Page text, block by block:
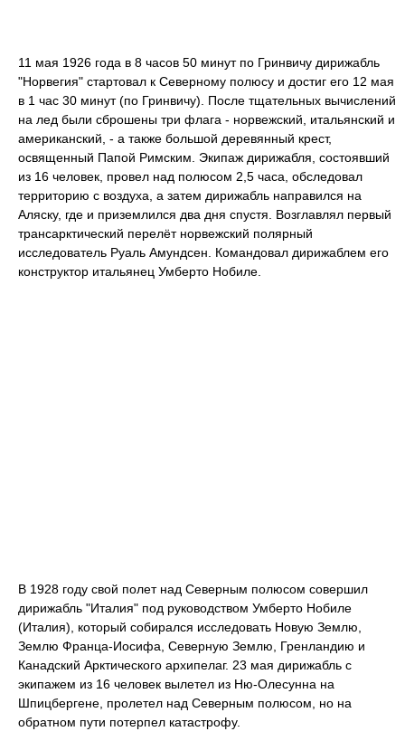
11 мая 1926 года в 8 часов 50 минут по Гринвичу дирижабль
"Норвегия" стартовал к Северному полюсу и достиг его 12 мая
в 1 час 30 минут (по Гринвичу). После тщательных вычислений
на лед были сброшены три флага - норвежский, итальянский и
американский, - а также большой деревянный крест,
освященный Папой Римским. Экипаж дирижабля, состоявший
из 16 человек, провел над полюсом 2,5 часа, обследовал
территорию с воздуха, а затем дирижабль направился на
Аляску, где и приземлился два дня спустя. Возглавлял первый
трансарктический перелёт норвежский полярный
исследователь Руаль Амундсен. Командовал дирижаблем его
конструктор итальянец Умберто Нобиле.
В 1928 году свой полет над Северным полюсом совершил
дирижабль "Италия" под руководством Умберто Нобиле
(Италия), который собирался исследовать Новую Землю,
Землю Франца-Иосифа, Северную Землю, Гренландию и
Канадский Арктического архипелаг. 23 мая дирижабль с
экипажем из 16 человек вылетел из Ню-Олесунна на
Шпицбергене, пролетел над Северным полюсом, но на
обратном пути потерпел катастрофу.